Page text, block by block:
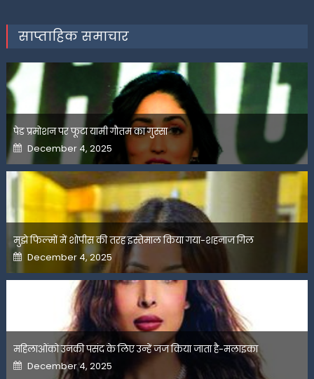
साप्ताहिक समाचार
पेड प्रमोशन पर फूटा यामी गौतम का गुस्सा
Posted
on
December 4, 2025
मुझे फिल्मों में शोपीस की तरह इस्तेमाल किया गया-शहनाज गिल
Posted
on
December 4, 2025
महिलाओंको उनकी पसंद के लिए उन्हें जज किया जाता है-मलाइका
Posted
on
December 4, 2025